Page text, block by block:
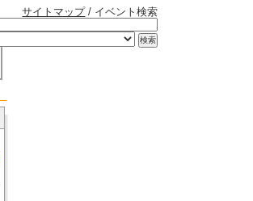
サイトマップ/ イベント検索